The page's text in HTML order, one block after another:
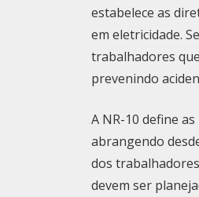
estabelece as
em eletricidade.
trabalhadores
prevenindo
A NR-10 define
abrangendo
dos
devem ser